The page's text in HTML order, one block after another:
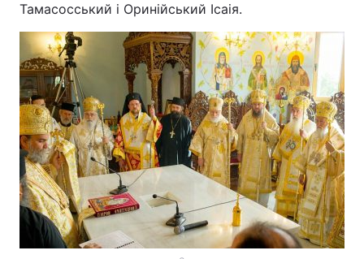
Тамасосський і Оринійський Ісаія.